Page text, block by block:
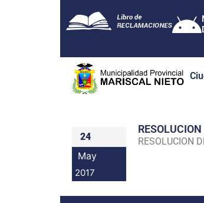
24
May
2017
RESOLUCION